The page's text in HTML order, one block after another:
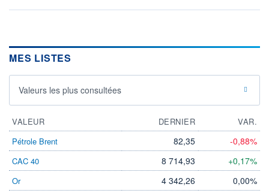
MES LISTES
Valeurs les plus consultées
VALEUR DERNIER
VAR.
Pétrole Brent
82,35 -0,88%
CAC 40 8 714,93 +0,17%
Or 4 342,26 0,00%